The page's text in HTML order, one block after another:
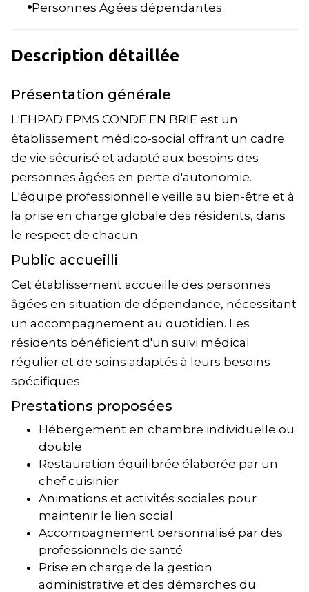
Personnes Agées dépendantes
Description détaillée
Présentation générale
L'EHPAD EPMS CONDE EN BRIE est un
établissement médico-social offrant un cadre
de vie sécurisé et adapté aux besoins des
personnes âgées en perte d'autonomie.
L'équipe professionnelle veille au bien-être et à
la prise en charge globale des résidents, dans
le respect de chacun.
Public accueilli
Cet établissement accueille des personnes
âgées en situation de dépendance, nécessitant
un accompagnement au quotidien. Les
résidents bénéficient d'un suivi médical
régulier et de soins adaptés à leurs besoins
spécifiques.
Prestations proposées
Hébergement en chambre individuelle ou
double
Restauration équilibrée élaborée par un
chef cuisinier
Animations et activités sociales pour
maintenir le lien social
Accompagnement personnalisé par des
professionnels de santé
Prise en charge de la gestion
administrative et des démarches du